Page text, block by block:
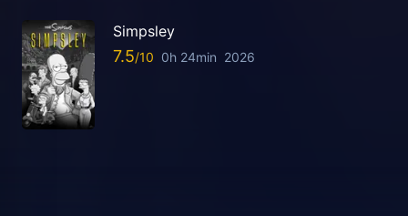
Simpsley
7.5 0h 24min 2026